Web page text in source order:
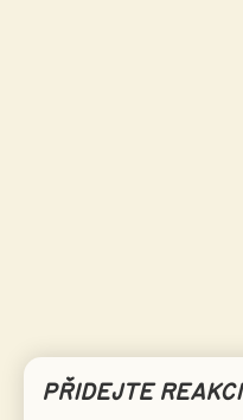
PŘIDEJTE REAKCI